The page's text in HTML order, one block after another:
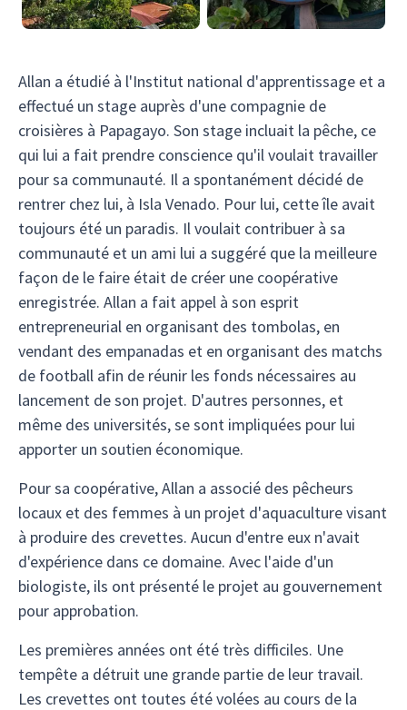
Allan a étudié à l'Institut national d'apprentissage et a
effectué un stage auprès d'une compagnie de
croisières à Papagayo. Son stage incluait la pêche, ce
qui lui a fait prendre conscience qu'il voulait travailler
pour sa communauté. Il a spontanément décidé de
rentrer chez lui, à Isla Venado. Pour lui, cette île avait
toujours été un paradis. Il voulait contribuer à sa
communauté et un ami lui a suggéré que la meilleure
façon de le faire était de créer une coopérative
enregistrée. Allan a fait appel à son esprit
entrepreneurial en organisant des tombolas, en
vendant des empanadas et en organisant des matchs
de football afin de réunir les fonds nécessaires au
lancement de son projet. D'autres personnes, et
même des universités, se sont impliquées pour lui
apporter un soutien économique.
Pour sa coopérative, Allan a associé des pêcheurs
locaux et des femmes à un projet d'aquaculture visant
à produire des crevettes. Aucun d'entre eux n'avait
d'expérience dans ce domaine. Avec l'aide d'un
biologiste, ils ont présenté le projet au gouvernement
pour approbation.
Les premières années ont été très difficiles. Une
tempête a détruit une grande partie de leur travail.
Les crevettes ont toutes été volées au cours de la